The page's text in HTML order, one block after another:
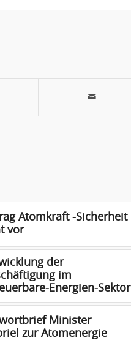
Atomkraft -Sicherheit
vor
der
im
Energien-Sektor
Minister
zur Atomenergie